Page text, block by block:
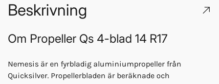
Beskrivning
Om Propeller Qs 4-blad 14 R17
Nemesis är en fyrbladig aluminiumpropeller från
Quicksilver. Propellerbladen är beräknade och